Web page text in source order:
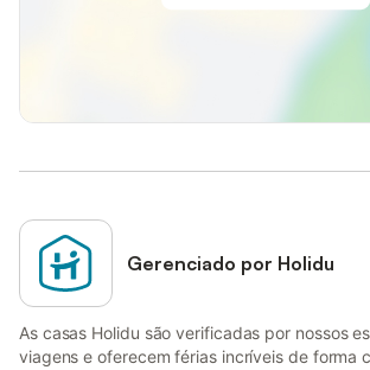
Gerenciado por Holidu
As casas Holidu são verificadas por nossos
viagens e oferecem férias incríveis de forma